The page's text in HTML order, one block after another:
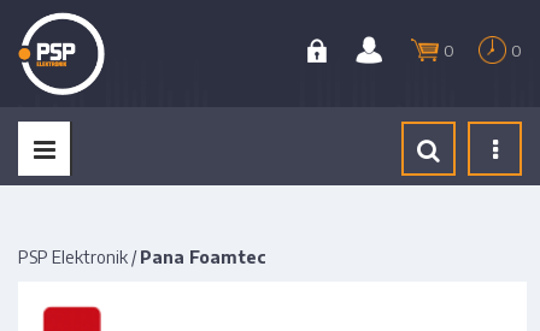
0 0
PSP Elektronik / Pana Foamtec